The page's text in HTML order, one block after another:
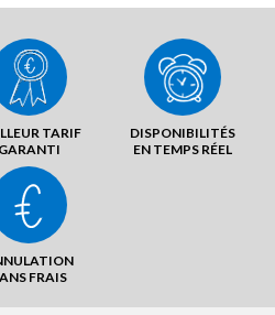
TARIF
GARANTI
DISPONIBILITÉS
EN TEMPS RÉEL
FRAIS